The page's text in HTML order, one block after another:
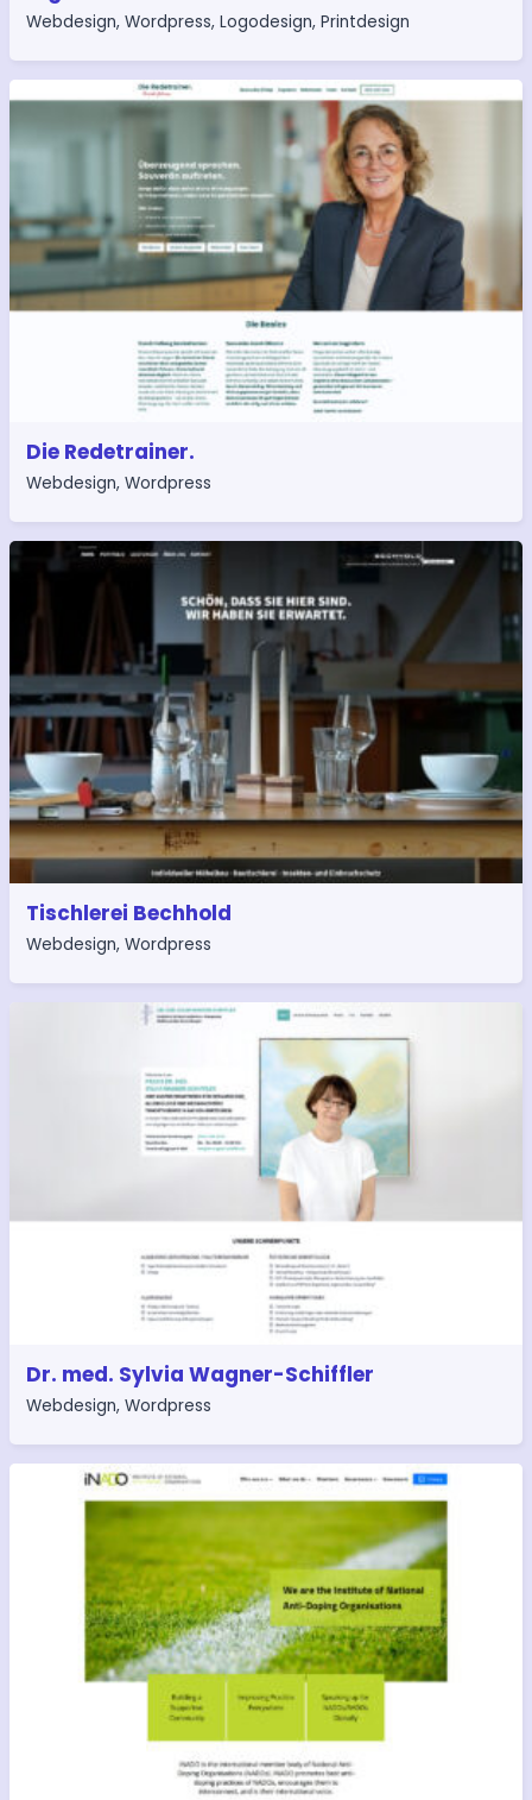
Webdesign, Wordpress, Logodesign, Printdesign
Die Redetrainer.
Webdesign, Wordpress
Tischlerei Bechhold
Webdesign, Wordpress
Dr. med. Sylvia Wagner-Schiffler
Webdesign, Wordpress